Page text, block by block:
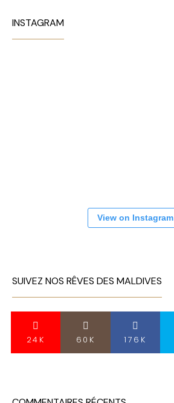
INSTAGRAM
View on Instagram
SUIVEZ NOS RÊVES DES MALDIVES
24K 60K 176K